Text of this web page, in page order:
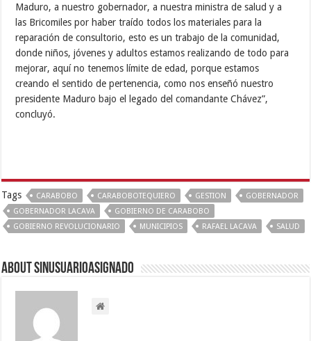
Maduro, a nuestro gobernador, a nuestra ministra de salud y a
las Bricomiles por haber traído todos los materiales para la
reparación de consultorio, esto es un trabajo de la comunidad,
donde niños, jóvenes y adultos estamos realizando de todo para
mejorar, aquí no tenemos límite de edad, porque estamos
creando el sentido de pertenencia, como nos enseñó nuestro
presidente Maduro bajo el legado del comandante Chávez”,
concluyó.
Tags CARABOBO CARABOBOTEQUIERO GESTION
GOBERNADOR
GOBERNADOR LACAVA
GOBIERNO DE CARABOBO
GOBIERNO REVOLUCIONARIO
MUNICIPIOS RAFAEL LACAVA SALUD
About sinusuarioasignado